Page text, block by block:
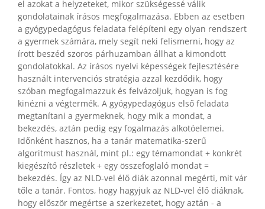
el azokat a helyzeteket, mikor szükségessé válik
gondolatainak írásos megfogalmazása. Ebben az esetben
a gyógypedagógus feladata felépíteni egy olyan rendszert
a gyermek számára, mely segít neki felismerni, hogy az
írott beszéd szoros párhuzamban állhat a kimondott
gondolatokkal. Az írásos nyelvi képességek fejlesztésére
használt intervenciós stratégia azzal kezdődik, hogy
szóban megfogalmazzuk és felvázoljuk, hogyan is fog
kinézni a végtermék. A gyógypedagógus első feladata
megtanítani a gyermeknek, hogy mik a mondat, a
bekezdés, aztán pedig egy fogalmazás alkotóelemei.
Időnként hasznos, ha a tanár matematika-szerű
algoritmust használ, mint pl.: egy témamondat + konkrét
kiegészítő részletek + egy összefoglaló mondat =
bekezdés. Így az NLD-vel élő diák azonnal megérti, mit vár
tőle a tanár. Fontos, hogy hagyjuk az NLD-vel élő diáknak,
hogy először megértse a szerkezetet, hogy aztán - a